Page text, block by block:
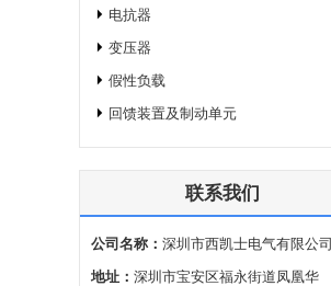
电抗器
变压器
假性负载
回馈装置及制动单元
联系我们
公司名称： 深圳市西凯士电气有限公司
地址： 深圳市宝安区福永街道凤凰华